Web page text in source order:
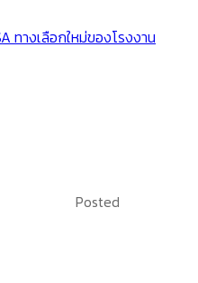
ทางเลือกใหม่ของโรงงาน
Posted